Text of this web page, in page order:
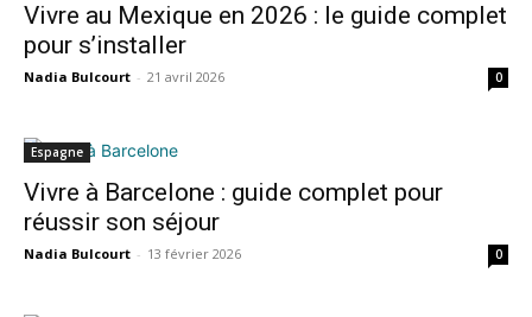
Vivre au Mexique en 2026 : le guide complet
pour s’installer
Nadia Bulcourt - 21 avril 2026 0
Espagne
Vivre à Barcelone : guide complet pour
réussir son séjour
Nadia Bulcourt - 13 février 2026 0